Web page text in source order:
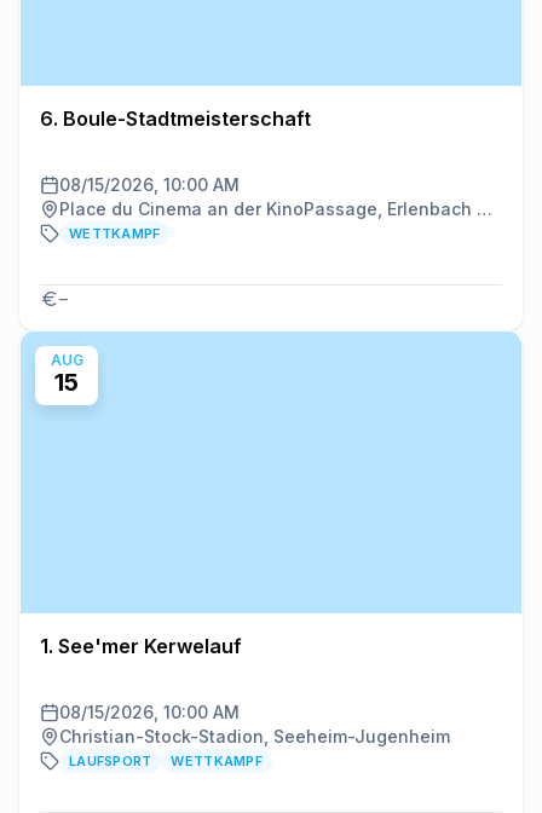
6. Boule-Stadtmeisterschaft
08/15/2026, 10:00 AM
Place du Cinema an der KinoPassage, Erlenbach am Main
WETTKAMPF
–
AUG
15
1. See'mer Kerwelauf
08/15/2026, 10:00 AM
Christian-Stock-Stadion, Seeheim-Jugenheim
LAUFSPORT WETTKAMPF